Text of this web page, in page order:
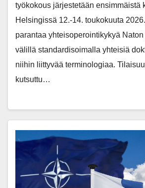
työkokous järjestetään ensimmäistä
Helsingissä 12.-14. toukokuuta
parantaa yhteisoperointikykyä
välillä standardisoimalla yhteisiä
niihin liittyvää terminologiaa.
kutsuttu…